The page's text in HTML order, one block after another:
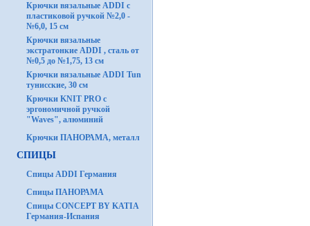
Крючки вязальные ADDI с
пластиковой ручкой №2,0 -
№6,0, 15 см
Крючки вязальные
экстратонкие ADDI , сталь от
№0,5 до №1,75, 13 см
Крючки вязальные ADDI Tun
тунисские, 30 см
Крючки KNIT PRO с
эргономичной ручкой
"Waves", алюминий
Крючки ПАНОРАМА, металл
СПИЦЫ
Спицы ADDI Германия
Спицы ПАНОРАМА
Спицы CONCEPT BY KATIA
Германия-Испания